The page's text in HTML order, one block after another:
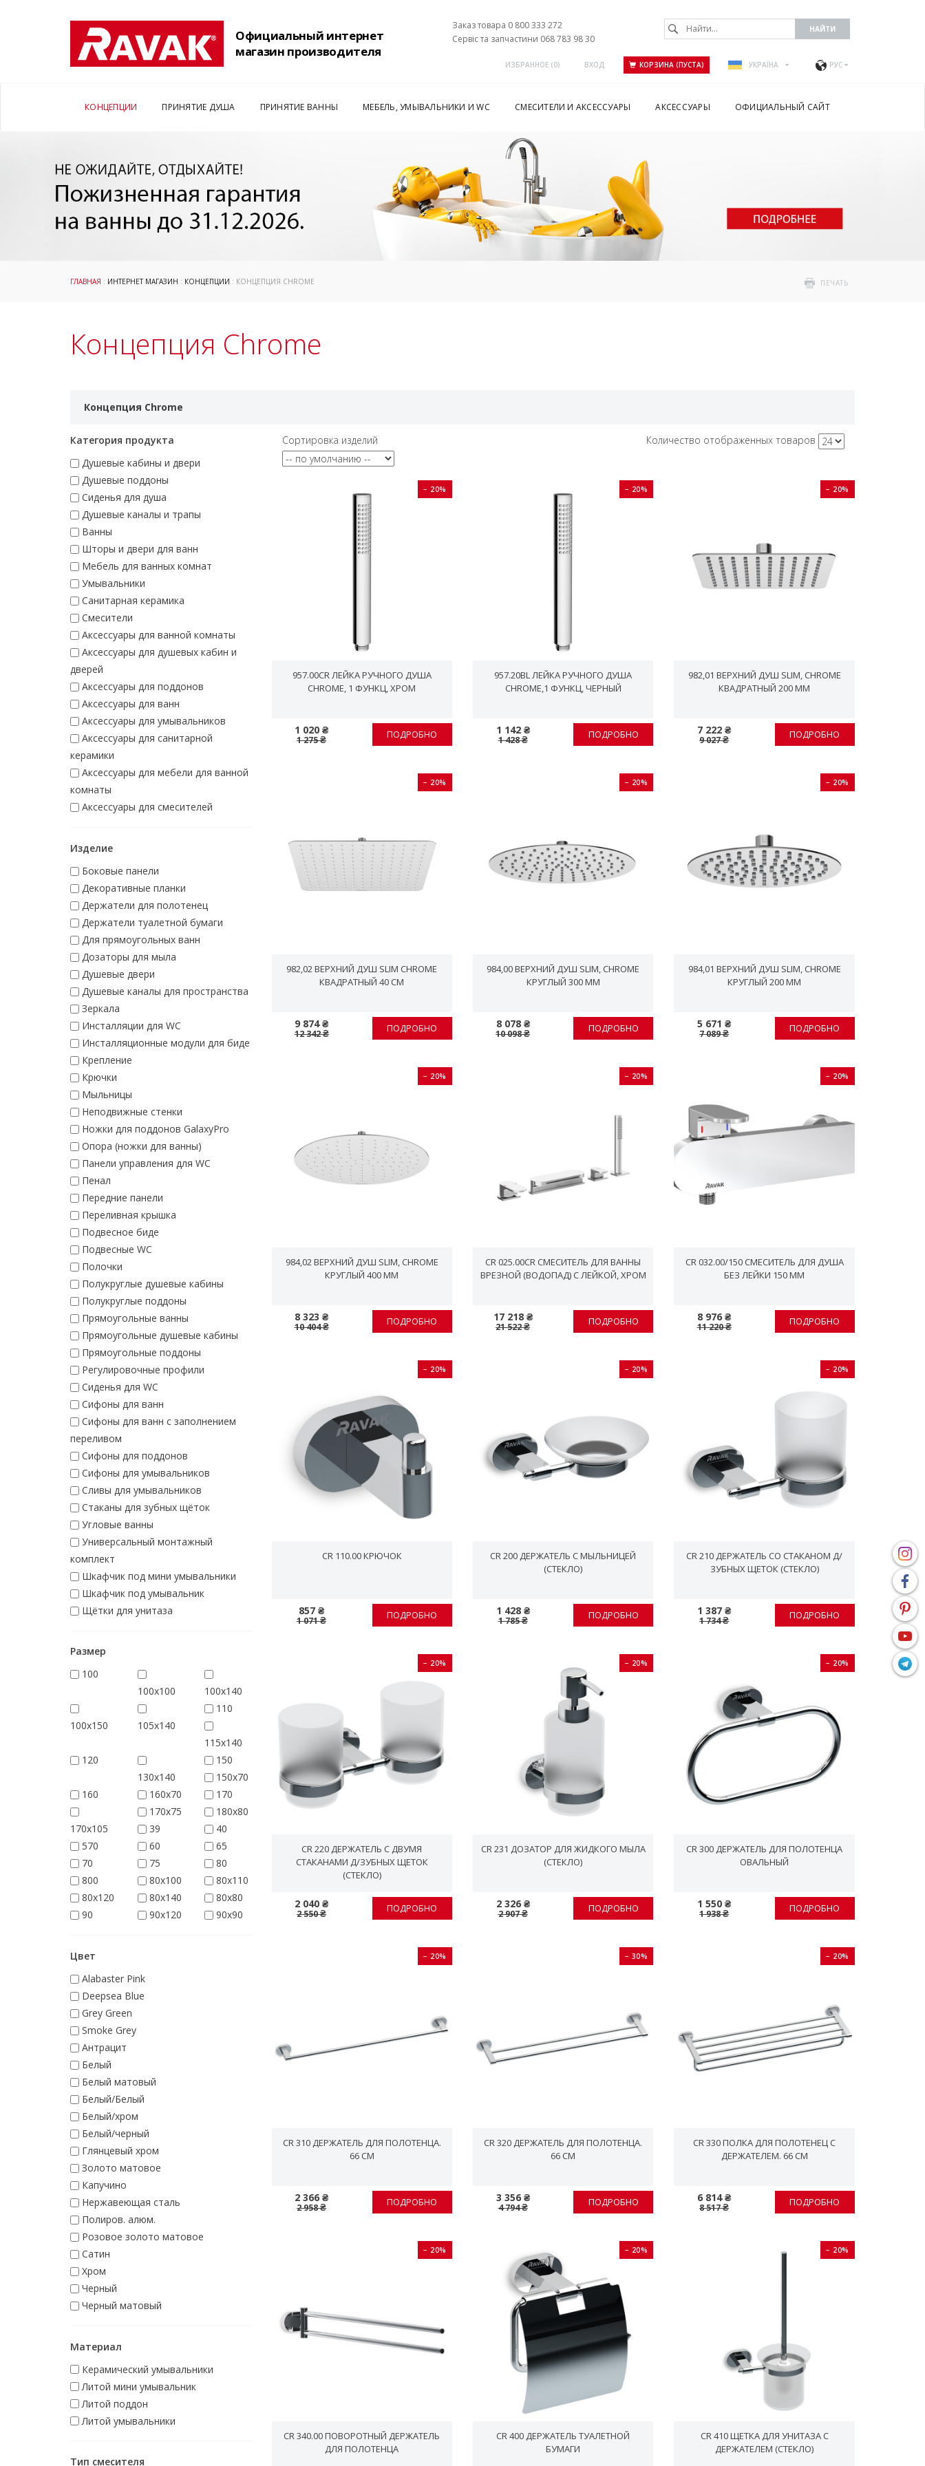
Официальный интернет
магазин производителя
Заказ товара 0 800 333 272
Сервіс та запчастини 068 783 98 30
ИЗБРАННОЕ (0) ВХОД КОРЗИНА (ПУСТА) УКРАЇНА РУС
КОНЦЕПЦИИ ПРИНЯТИЕ ДУША ПРИНЯТИЕ ВАННЫ МЕБЕЛЬ, УМЫВАЛЬНИКИ И WC СМЕСИТЕЛИ И АКСЕССУАРЫ АКСЕССУАРЫ ОФИЦИАЛЬНЫЙ САЙТ
ПЕЧАТЬ
ГЛАВНАЯ : ИНТЕРНЕТ МАГАЗИН : КОНЦЕПЦИИ : КОНЦЕПЦИЯ CHROME
Концепция Chrome
Концепция Chrome
Категория продукта
Душевые кабины и двери
Душевые поддоны
Сиденья для душа
Душевые каналы и трапы
Ванны
Шторы и двери для ванн
Мебель для ванных комнат
Умывальники
Санитарная керамика
Смесители
Аксессуары для ванной комнаты
Аксессуары для душевых кабин и
дверей
Аксессуары для поддонов
Аксессуары для ванн
Аксессуары для умывальников
Аксессуары для санитарной
керамики
Аксессуары для мебели для ванной
комнаты
Аксессуары для смесителей
Изделие
Боковые панели
Декоративные планки
Держатели для полотенец
Держатели туалетной бумаги
Для прямоугольных ванн
Дозаторы для мыла
Душевые двери
Душевые каналы для пространства
Зеркала
Инсталляции для WC
Инсталляционные модули для биде
Крепление
Крючки
Мыльницы
Неподвижные стенки
Ножки для поддонов GalaxyPro
Опора (ножки для ванны)
Панели управления для WC
Пенал
Передние панели
Переливная крышка
Подвесное биде
Подвесные WC
Полочки
Полукруглые душевые кабины
Полукруглые поддоны
Прямоугольные ванны
Прямоугольные душевые кабины
Прямоугольные поддоны
Регулировочные профили
Сиденья для WC
Сифоны для ванн
Сифоны для ванн с заполнением
переливом
Сифоны для поддонов
Сифоны для умывальников
Сливы для умывальников
Стаканы для зубных щёток
Угловые ванны
Универсальный монтажный
комплект
Шкафчик под мини умывальники
Шкафчик под умывальник
Щётки для унитаза
Размер
100
100x100
100x140
100x150 105x140
110
115x140
120
130x140
150
150x70
160
160x70 170
170x105
170x75
180x80
39
40
570
60
65
70
75
80
800
80x100
80x110
80x120
80x140
80x80
90
90x120 90x90
Цвет
Alabaster Pink
Deepsea Blue
Grey Green
Smoke Grey
Антрацит
Белый
Белый матовый
Белый/Белый
Белый/хром
Белый/черный
Глянцевый хром
Золото матовое
Капучино
Нержавеющая сталь
Полиров. алюм.
Розовое золото матовое
Сатин
Хром
Черный
Черный матовый
Материал
Керамический умывальники
Литой мини умывальник
Литой поддон
Литой умывальники
Тип смесителя
Количество отображенных товаров
Сортировка изделий
− 20%
957.00CR ЛЕЙКА РУЧНОГО ДУША
CHROME, 1 ФУНКЦ, XРОМ
1 020 ₴
1 275 ₴ ПОДРОБНО
− 20%
957.20BL ЛЕЙКА РУЧНОГО ДУША
CHROME,1 ФУНКЦ, ЧЕРНЫЙ
1 142 ₴
1 428 ₴ ПОДРОБНО
− 20%
982,01 ВЕРХНИЙ ДУШ SLIM, CHROME
КВАДРАТНЫЙ 200 ММ
7 222 ₴
9 027 ₴ ПОДРОБНО
− 20%
982,02 ВЕРХНИЙ ДУШ SLIM CHROME
КВАДРАТНЫЙ 40 CМ
9 874 ₴
12 342 ₴ ПОДРОБНО
− 20%
984,00 ВЕРХНИЙ ДУШ SLIM, CHROME
КРУГЛЫЙ 300 ММ
8 078 ₴
10 098 ₴ ПОДРОБНО
− 20%
984,01 ВЕРХНИЙ ДУШ SLIM, CHROME
КРУГЛЫЙ 200 ММ
5 671 ₴
7 089 ₴ ПОДРОБНО
− 20%
984,02 ВЕРХНИЙ ДУШ SLIM, CHROME
КРУГЛЫЙ 400 ММ
8 323 ₴
10 404 ₴ ПОДРОБНО
− 20%
CR 025.00CR СМЕСИТЕЛЬ ДЛЯ ВАННЫ
ВРЕЗНОЙ (ВОДОПАД) С ЛЕЙКОЙ, ХРОМ
17 218 ₴
21 522 ₴ ПОДРОБНО
− 20%
CR 032.00/150 СМЕСИТЕЛЬ ДЛЯ ДУША
БЕЗ ЛЕЙКИ 150 ММ
8 976 ₴
11 220 ₴ ПОДРОБНО
− 20%
CR 110.00 КРЮЧОК
857 ₴
1 071 ₴ ПОДРОБНО
− 20%
CR 200 ДЕРЖАТЕЛЬ С МЫЛЬНИЦЕЙ
(СТЕКЛО)
1 428 ₴
1 785 ₴ ПОДРОБНО
− 20%
CR 210 ДЕРЖАТЕЛЬ СО СТАКАНОМ Д/
ЗУБНЫХ ЩЕТОК (СТЕКЛО)
1 387 ₴
1 734 ₴ ПОДРОБНО
− 20%
CR 220 ДЕРЖАТЕЛЬ С ДВУМЯ
СТАКАНАМИ Д/ЗУБНЫХ ЩЕТОК
(СТЕКЛО)
2 040 ₴
2 550 ₴ ПОДРОБНО
− 20%
CR 231 ДОЗАТОР ДЛЯ ЖИДКОГО МЫЛА
(СТЕКЛО)
2 326 ₴
2 907 ₴ ПОДРОБНО
− 20%
CR 300 ДЕРЖАТЕЛЬ ДЛЯ ПОЛОТЕНЦА
ОВАЛЬНЫЙ
1 550 ₴
1 938 ₴ ПОДРОБНО
− 20%
CR 310 ДЕРЖАТЕЛЬ ДЛЯ ПОЛОТЕНЦА.
66 СМ
2 366 ₴
2 958 ₴ ПОДРОБНО
− 30%
CR 320 ДЕРЖАТЕЛЬ ДЛЯ ПОЛОТЕНЦА.
66 СМ
3 356 ₴
4 794 ₴ ПОДРОБНО
− 20%
CR 330 ПОЛКА ДЛЯ ПОЛОТЕНЕЦ С
ДЕРЖАТЕЛЕМ. 66 СМ
6 814 ₴
8 517 ₴ ПОДРОБНО
− 20%
CR 340.00 ПОВОРОТНЫЙ ДЕРЖАТЕЛЬ
ДЛЯ ПОЛОТЕНЦА
− 20%
CR 400 ДЕРЖАТЕЛЬ ТУАЛЕТНОЙ
БУМАГИ
− 20%
CR 410 ЩЕТКА ДЛЯ УНИТАЗА С
ДЕРЖАТЕЛЕМ (СТЕКЛО)